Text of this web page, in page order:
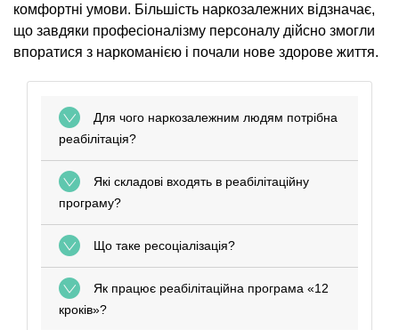
комфортні умови. Більшість наркозалежних відзначає,
що завдяки професіоналізму персоналу дійсно змогли
впоратися з наркоманією і почали нове здорове життя.
Для чого наркозалежним людям потрібна
реабілітація?
Які складові входять в реабілітаційну
програму?
Що таке ресоціалізація?
Як працює реабілітаційна програма «12
кроків»?